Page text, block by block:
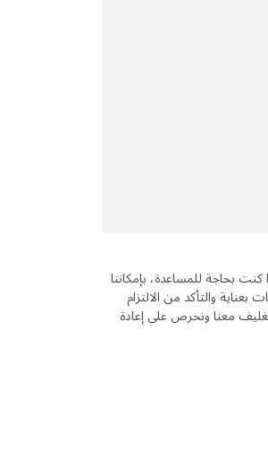
بحاجة للمساعدة، بإمكاننا
والتأكد من الالتزام
معنا ونحرص على إعادة